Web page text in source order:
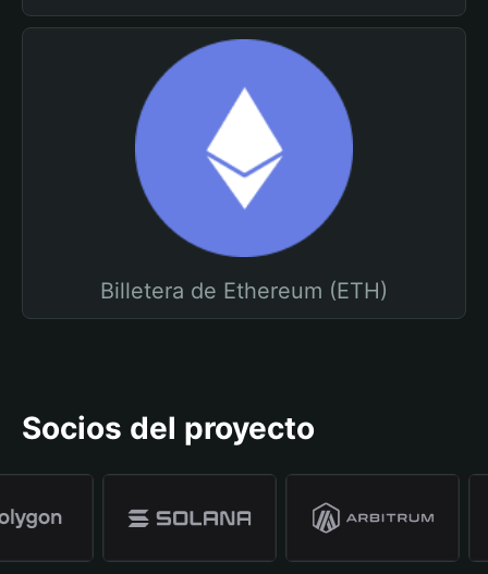
Billetera de Ethereum (ETH)
Socios del proyecto